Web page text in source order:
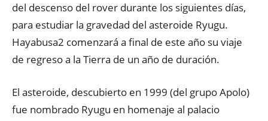
del descenso del rover durante los siguientes días,
para estudiar la gravedad del asteroide Ryugu.
Hayabusa2 comenzará a final de este año su viaje
de regreso a la Tierra de un año de duración.
El asteroide, descubierto en 1999 (del grupo Apolo)
fue nombrado Ryugu en homenaje al palacio